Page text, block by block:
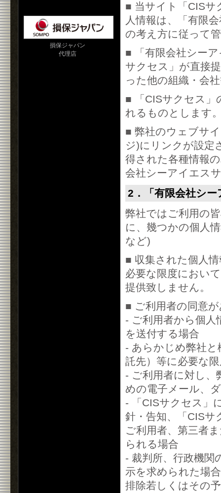
損保ジャパン
代理店
■ 当サイト「CISサ
人情報は、「有限
の考え方に従って
■ 「有限会社シー
サクセス」が直接
った他の組織・会
■ 「CISサクセス」
れるものとします
■ 弊社のウェブサ
ジ)にリンクが設定
得された各種情報
会社シーアイエス
2．「有限会社シ
弊社ではご利用の
に、幾つかの個人
など)
■ 収集された個人
必要な限度におい
提供致しません。
■ ご利用者の同意
- ご利用者から個人
を送付する場合
- あらかじめ弊社と
託先）等に必要な
- ご利用者に対し、
めの電子メール、
- 「CISサクセス」
針・告知、「CISサ
ご利用者、第三者
られる場合
- 裁判所、行政機関
示を求められた場
排除若しくはその